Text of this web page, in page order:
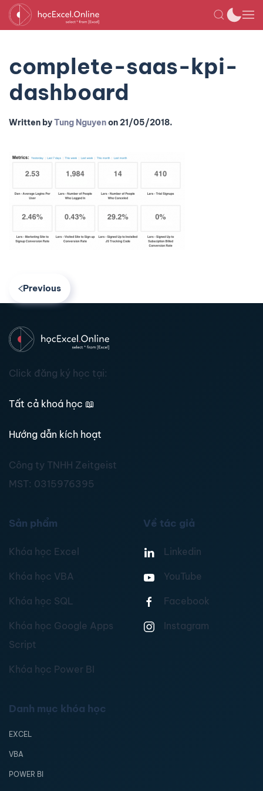
complete-saas-kpi-
dashboard
Written byTung Nguyenon21/05/2018.
Previous
Click đăng ký học tại:
Tất cả khoá học 📖
Hướng dẫn kích hoạt
Công ty TNHH Zeitgeist
MST: 0315976395
Sản phẩm
Khóa học Excel
Khóa học VBA
Khóa học SQL
Khóa học Google Apps
Script
Khóa học Power BI
Về tác giả
Linkedin
YouTube
Facebook
Instagram
Danh mục khóa học
EXCEL
VBA
POWER BI